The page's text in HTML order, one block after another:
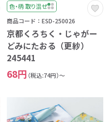
色・柄 取り混ぜ
商品コード：ESD-250026
京都くろちく・じゃがー
どみにたおる（更紗）
245441
68円 （税込:74円）～